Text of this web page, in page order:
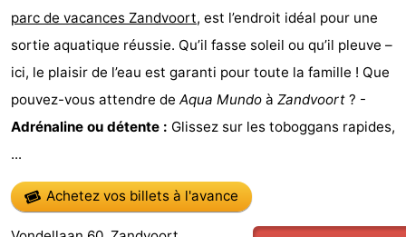
Points
de
vue
Attractions
-
Terrains
de
-
Aires
jeux
Centres
bien-
&Nature
parc de vacances Zandvoort, est l’endroit idéal pour une
sortie aquatique réussie. Qu’il fasse soleil ou qu’il pleuve –
ici, le plaisir de l’eau est garanti pour toute la famille ! Que
pouvez-vous attendre de Aqua Mundo à Zandvoort ? -
Adrénaline ou détente : Glissez sur les toboggans rapides,
...
Achetez vos billets à l'avance